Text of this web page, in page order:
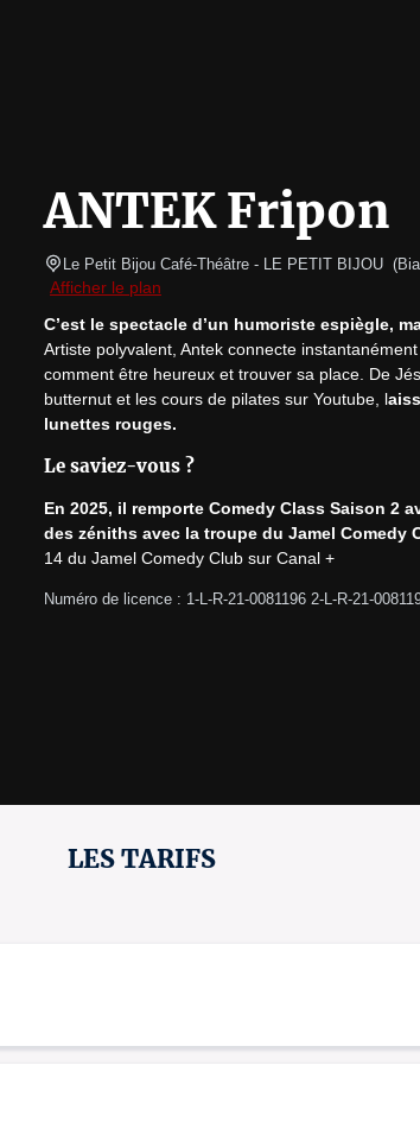
ANTEK Fripon
Le Petit Bijou Café-Théâtre - LE PETIT BIJOU (
Afficher le plan
C’est le spectacle d’un humoriste espiègle,
Artiste polyvalent, Antek connecte
comment être heureux et trouver sa place. De
butternut et les cours de pilates sur Youtube, l
lunettes rouges.
Le saviez-vous ?
En 2025, il remporte Comedy Class Saison 2
des zéniths avec la troupe du Jamel Comedy
14 du Jamel Comedy Club sur Canal +
Numéro de licence : 1-L-R-21-0081196 2-L-R-21-
LES TARIFS